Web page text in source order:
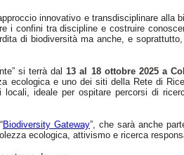
innovativo e transdisciplinare alla
i confini tra discipline e costruire
di biodiversità ma anche, e
si terrà dal 13 al 18 ottobre 2025 a
ecologica e uno dei siti della Rete di
ideale per ospitare percorsi di
Biodiversity Gateway”, che sarà anche
ecologica, attivismo e ricerca